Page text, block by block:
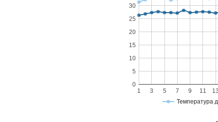
Температура
1 3 5 7 9 11
0
5
10
15
20
25
30